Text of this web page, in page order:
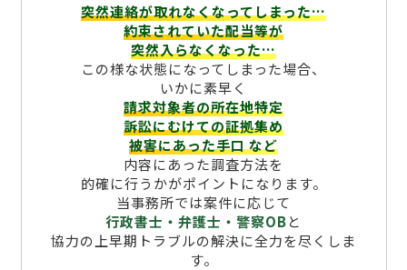
突然連絡が取れなくなってしまった…
約束されていた配当等が
突然入らなくなった…
この様な状態になってしまった場合、
いかに素早く
請求対象者の所在地特定
訴訟にむけての証拠集め
被害にあった手口など
内容にあった調査方法を
的確に行うかがポイントになります。
当事務所では案件に応じて
行政書士・弁護士・警察OBと
協力の上早期トラブルの解決に全力を尽くしま
す。